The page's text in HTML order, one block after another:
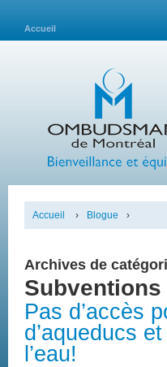
Accueil
Accueil › Blogue ›
Archives de
Pas d’accès
d’aqueducs
l’eau!